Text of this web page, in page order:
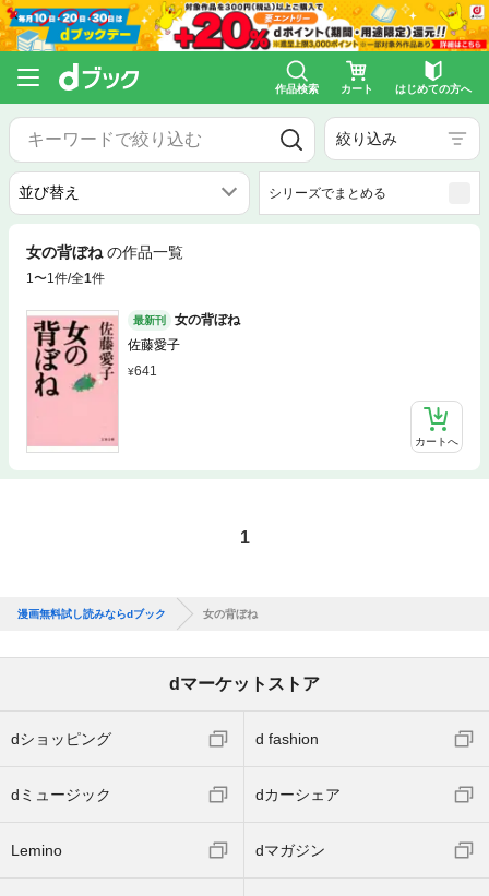
作品検索 カート はじめての方へ
絞り込み
シリーズでまとめる
女の背ぼね の作品一覧
1〜1件/全1件
最新刊
女の背ぼね
佐藤愛子
641
カートへ
1
漫画無料試し読みならdブック 女の背ぼね
dマーケットストア
dショッピング d fashion
dミュージック dカーシェア
Lemino dマガジン